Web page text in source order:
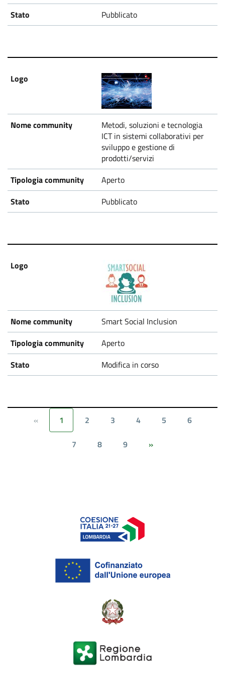
Pubblicato
Metodi, soluzioni e tecnologia
ICT in sistemi collaborativi per
sviluppo e gestione di
prodotti/servizi
Aperto
Pubblicato
Smart Social Inclusion
Aperto
Modifica in corso
« 1 2 3 4 5
6
7
8 9 »